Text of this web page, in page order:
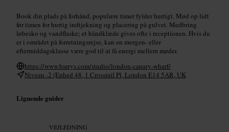
Book din plads på forhånd, populære timer fylder hurtigt. Mød op lidt
før timen for hurtig indtjekning og placering på gulvet. Medbring
løbesko og vandflaske; et håndklæde gives ofte i receptionen. Hvis du
er i området på forretningsrejse, kan en morgen- eller
eftermiddagsklasse være god til at få energi mellem møder.
https://www.barrys.com/studio/london-canary-wharf/
Niveau -2 (Enhed 48, 1 Crossrail Pl, London E14 5AR, UK
Lignende guider
VEJLEDNING